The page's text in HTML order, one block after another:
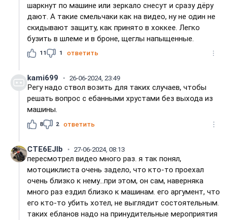
шаркнут по машине или зеркало снесут и сразу дёру
дают. А такие смельчаки как на видео, ну не один не
скидывают защиту, как принято в хоккее. Легко
бузить в шлеме и в броне, щеглы напыщенные.
11 1 ответить
kami699 26-06-2024, 23:49
Регу надо ствол возить для таких случаев, чтобы
решать вопрос с ебанными хрустами без выхода из
машины.
8 2 ответить
CTE6EJIb 27-06-2024, 08:13
пересмотрел видео много раз. я так понял,
мотоциклиста очень задело, что кто-то проехал
очень близко к нему...при этом, он сам, наверняка
много раз ездил близко к машинам. его аргумент, что
его кто-то убить хотел, не выглядит состоятельным.
таких ебланов надо на принудительные мероприятия